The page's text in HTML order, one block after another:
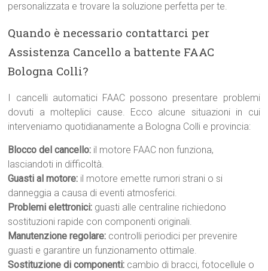
personalizzata e trovare la soluzione perfetta per te.
Quando è necessario contattarci per
Assistenza Cancello a battente FAAC
Bologna Colli?
I cancelli automatici FAAC possono presentare problemi
dovuti a molteplici cause. Ecco alcune situazioni in cui
interveniamo quotidianamente a Bologna Colli e provincia:
Blocco del cancello: il motore FAAC non funziona,
lasciandoti in difficoltà.
Guasti al motore: il motore emette rumori strani o si
danneggia a causa di eventi atmosferici.
Problemi elettronici: guasti alle centraline richiedono
sostituzioni rapide con componenti originali.
Manutenzione regolare: controlli periodici per prevenire
guasti e garantire un funzionamento ottimale.
Sostituzione di componenti: cambio di bracci, fotocellule o